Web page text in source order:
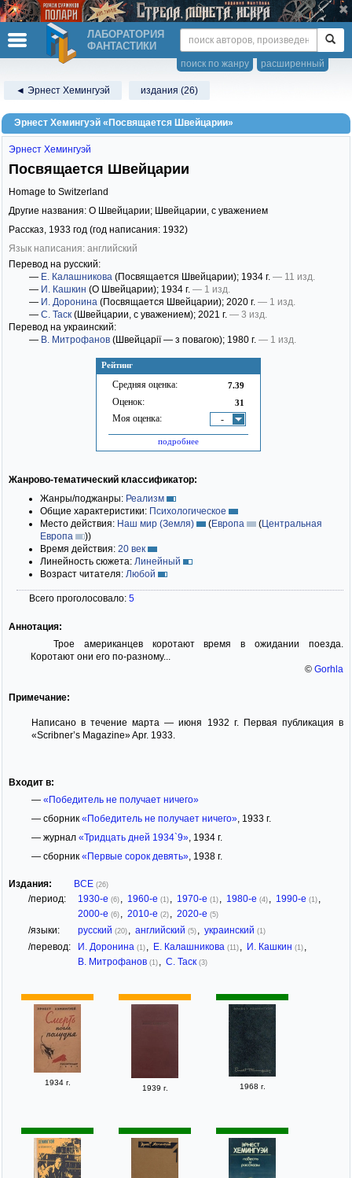
ЛАБОРАТОРИЯ
ФАНТАСТИКИ
расширенный
поиск по жанру
◄ Эрнест Хемингуэй издания (26)
Эрнест Хемингуэй «Посвящается Швейцарии»
Рейтинг
Средняя оценка: 7.39
Оценок: 31
Моя оценка: -
подробнее
Эрнест Хемингуэй
Посвящается Швейцарии
Homage to Switzerland
Другие названия: О Швейцарии; Швейцарии, с уважением
Рассказ, 1933 год (год написания: 1932)
Язык написания: английский
Перевод на русский:
— Е. Калашникова (Посвящается Швейцарии); 1934 г. — 11 изд.
— И. Кашкин (О Швейцарии); 1934 г. — 1 изд.
— И. Доронина (Посвящается Швейцарии); 2020 г. — 1 изд.
— С. Таск (Швейцарии, с уважением); 2021 г. — 3 изд.
Перевод на украинский:
— В. Митрофанов (Швейцарії — з повагою); 1980 г. — 1 изд.
Жанрово-тематический классификатор:
Жанры/поджанры: Реализм
Общие характеристики: Психологическое
Место действия: Наш мир (Земля) (Европа (Центральная
Европа
))
Время действия: 20 век
Линейность сюжета: Линейный
Возраст читателя: Любой
Всего проголосовало: 5
Аннотация:
Трое американцев коротают время в ожидании поезда.
Коротают они его по-разному...
© Gorhla
Примечание:
Написано в течение марта — июня 1932 г. Первая публикация в
«Scribner’s Magazine» Apr. 1933.
Входит в:
— «Победитель не получает ничего»
— сборник «Победитель не получает ничего», 1933 г.
— журнал «Тридцать дней 1934`9», 1934 г.
— сборник «Первые сорок девять», 1938 г.
Издания: ВСЕ (26)
/период: 1930-е (6) 1960-е (1) 1970-е (1) 1980-е (4) 1990-е (1)
2000-е (6) 2010-е (2) 2020-е (5)
/языки: русский (20) английский (5) украинский (1)
/перевод: И. Доронина (1) Е. Калашникова (11) И. Кашкин (1)
В. Митрофанов (1) С. Таск (3)
1934 г.
1939 г. 1968 г.